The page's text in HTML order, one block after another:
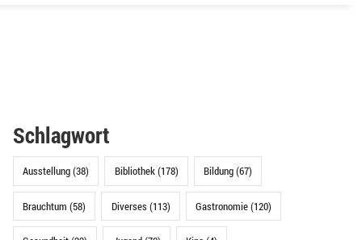
Schlagwort
Ausstellung (38) Bibliothek (178) Bildung (67)
Brauchtum (58) Diverses (113) Gastronomie (120)